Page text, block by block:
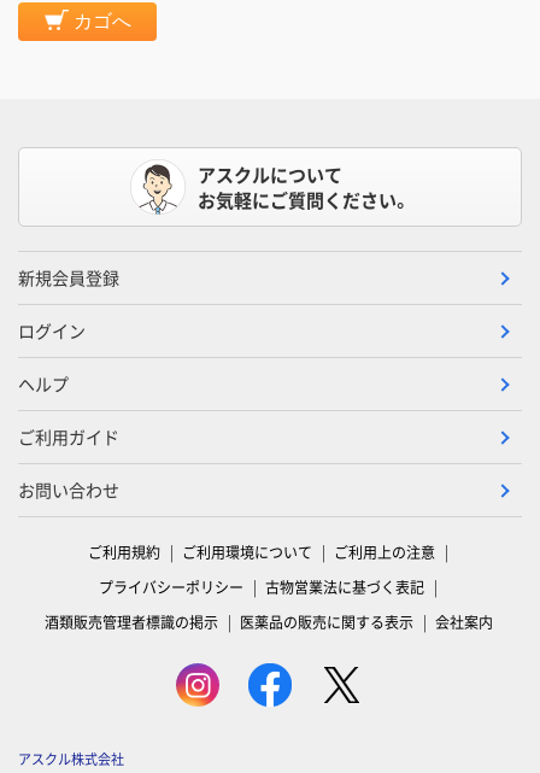
カゴへ
アスクルについて
お気軽にご質問ください。
新規会員登録
ログイン
ヘルプ
ご利用ガイド
お問い合わせ
ご利用規約 ご利用環境について
ご利用上の注意
プライバシーポリシー
古物営業法に基づく表記
酒類販売管理者標識の掲示
医薬品の販売に関する表示 会社案内
アスクル株式会社